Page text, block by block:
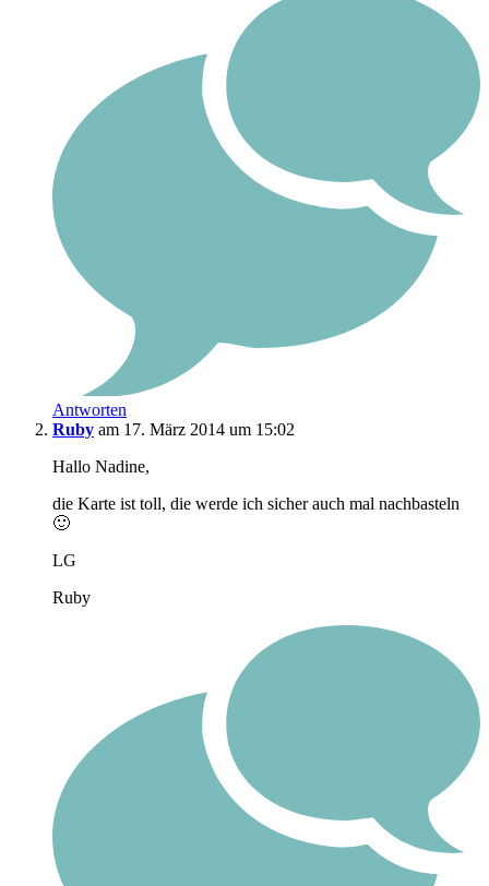
Antworten
Ruby am 17. März 2014 um 15:02
Hallo Nadine,
die Karte ist toll, die werde ich sicher auch mal nachbasteln
🙂
LG
Ruby